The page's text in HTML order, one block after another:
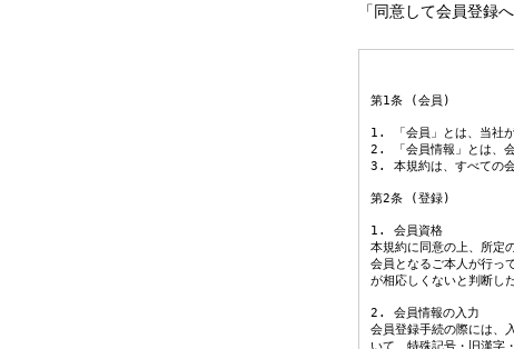
「同意して会員登録